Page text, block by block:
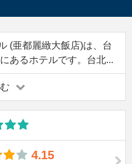
(亜都麗緻大飯店)は、台
あるホテルです。台北...
4.15